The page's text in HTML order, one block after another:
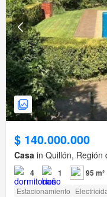
$ 140.000.000
Casa in Quillón, Región
4 1 95 m²
Estacionamiento